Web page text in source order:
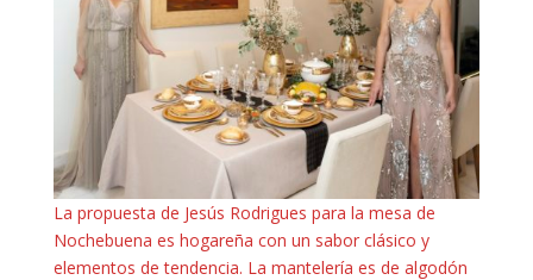
La propuesta de Jesús Rodrigues para la mesa de
Nochebuena es hogareña con un sabor clásico y
elementos de tendencia. La mantelería es de algodón